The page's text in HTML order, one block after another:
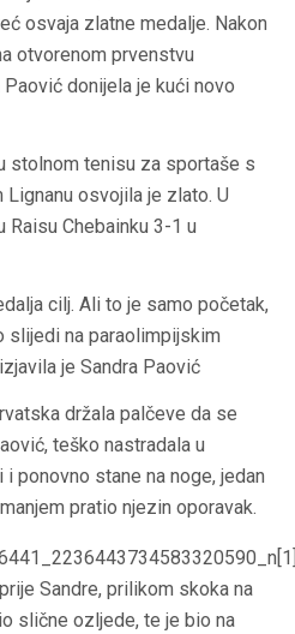
osvaja zlatne medalje. Nakon
otvorenom prvenstvu
Paović donijela je kući novo
stolnom tenisu za sportaše s
osvojila je zlato. U
Raisu Chebainku 3-1 u
cilj. Ali to je samo početak,
slijedi na paraolimpijskim
je Sandra Paović
držala palčeve da se
teško nastradala u
ponovno stane na noge, jedan
pratio njezin oporavak.
Sandre, prilikom skoka na
slične ozljede, te je bio na